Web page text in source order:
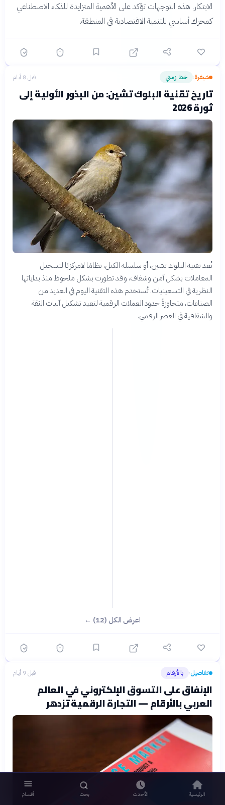
الابتكار. هذه التوجهات تؤكد على الأهمية المتزايدة للذكاء الاصطناعي
كمحرك أساسي للتنمية الاقتصادية في المنطقة.
شيفرة› خط زمني قبل 8 أيام
تاريخ تقنية البلوك تشين: من البذور الأولية إلى
ثورة 2026
تُعد تقنية البلوك تشين، أو سلسلة الكتل، نظامًا لامركزيًا لتسجيل
المعاملات بشكل آمن وشفاف، وقد تطورت بشكل ملحوظ منذ بداياتها
النظرية في التسعينيات. تُستخدم هذه التقنية اليوم في العديد من
الصناعات، متجاوزةً حدود العملات الرقمية لتعيد تشكيل آليات الثقة
والشفافية في العصر الرقمي.
اعرض الكل (12) ←
تفاصيل› بالأرقام قبل 9 أيام
الإنفاق على التسوق الإلكتروني في العالم
العربي بالأرقام — التجارة الرقمية تزدهر
الرئيسية الأحدث بحث أقسام